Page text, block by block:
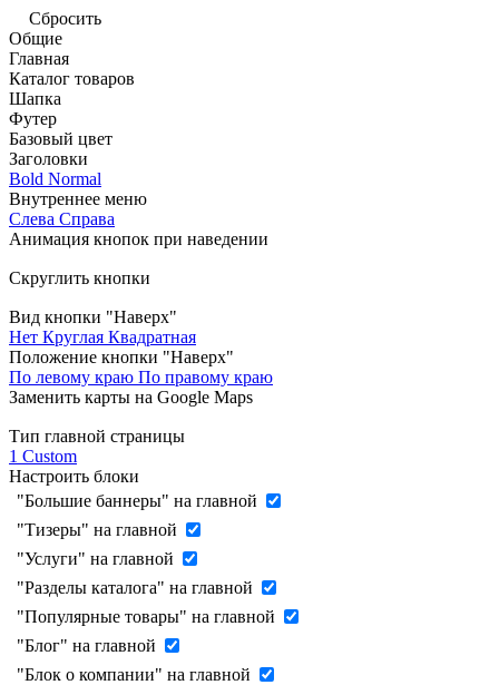
Сбросить
Общие
Главная
Каталог товаров
Шапка
Футер
Базовый цвет
Заголовки
Bold Normal
Внутреннее меню
Слева Справа
Анимация кнопок при наведении
Скруглить кнопки
Вид кнопки "Наверх"
Нет Круглая Квадратная
Положение кнопки "Наверх"
По левому краю По правому краю
Заменить карты на Google Maps
Тип главной страницы
1 Custom
Настроить блоки
"Большие баннеры" на главной
"Тизеры" на главной
"Услуги" на главной
"Разделы каталога" на главной
"Популярные товары" на главной
"Блог" на главной
"Блок о компании" на главной